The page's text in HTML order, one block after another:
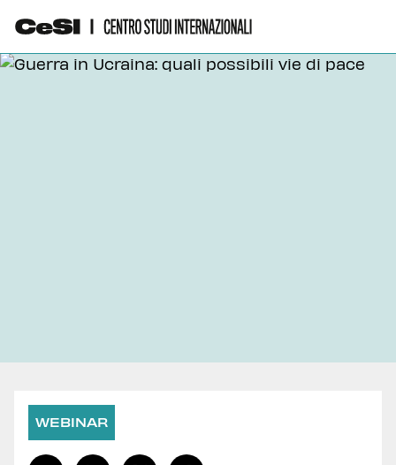
WEBINAR